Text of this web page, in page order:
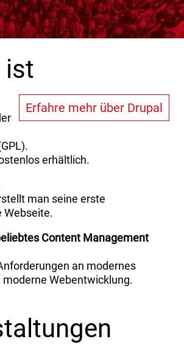
ist
Erfahre mehr über Drupal
erhältlich.
man seine erste
Webseite.
Content Management
an modernes
moderne Webentwicklung.